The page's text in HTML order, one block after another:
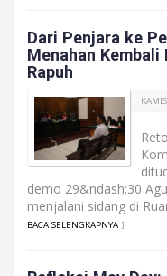
Dari Penjara ke
Menahan Kembali
Rapuh
demo 29&ndash;30
menjalani sidang di
BACA SELENGKAPNYA ]